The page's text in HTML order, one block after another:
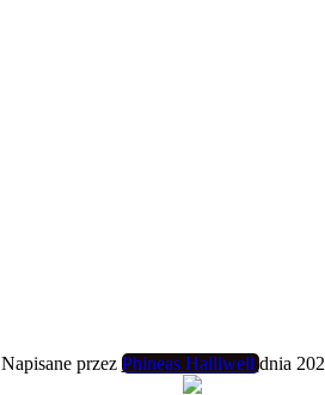
Napisane przez Phineas Halliwelldnia